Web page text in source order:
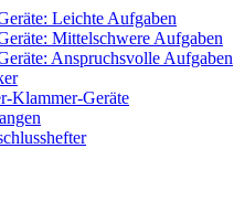
Leichte Aufgaben
Mittelschwere Aufgaben
Anspruchsvolle Aufgaben
Klammer-Geräte